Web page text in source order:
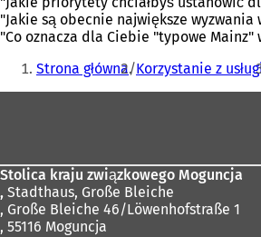
"Jakie są obecnie największe
"Co oznacza dla Ciebie "typowe Mainz"
Jesteś
tutaj:
Strona główna Korzystanie z
Stolica kraju związkowego Moguncja
, Stadthaus, Große Bleiche
, Große Bleiche 46/Löwenhofstraße 1
, 55116 Moguncja